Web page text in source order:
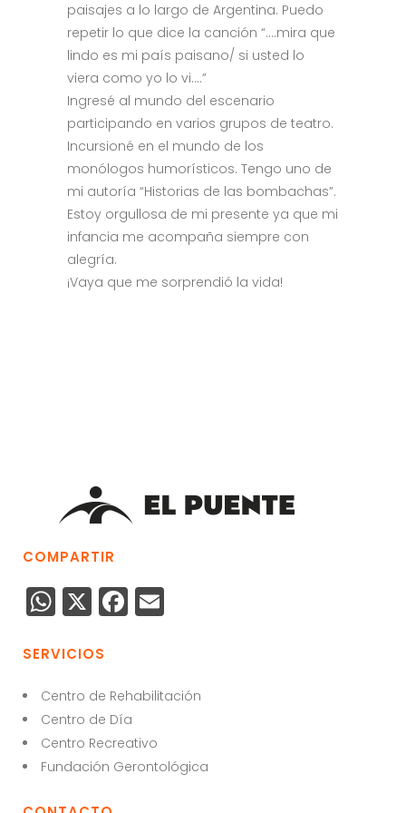
paisajes a lo largo de Argentina. Puedo
repetir lo que dice la canción “….mira que
lindo es mi país paisano/ si usted lo
viera como yo lo vi….”
Ingresé al mundo del escenario
participando en varios grupos de teatro.
Incursioné en el mundo de los
monólogos humorísticos. Tengo uno de
mi autoría “Historias de las bombachas”.
Estoy orgullosa de mi presente ya que mi
infancia me acompaña siempre con
alegría.
¡Vaya que me sorprendió la vida!
COMPARTIR
W
h
a
ts
A
p
p
X F
a
e
b
o
o
l
SERVICIOS
Centro de Rehabilitación
Centro de Día
Centro Recreativo
Fundación Gerontológica